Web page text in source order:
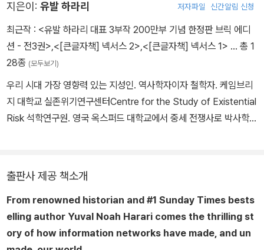
지은이: 유발 하라리 저자파일 신간알림 신청
최근작 : <유발 하라리 대표 3부작 200만부 기념 한정판 브릭 에디
션 - 전3권>,<[큰글자책] 넥서스 2>,<[큰글자책] 넥서스 1> … 총 1
28종 (모두보기)
우리 시대 가장 영향력 있는 지성인. 역사학자이자 철학자. 케임브리
지 대학교 실존위기연구센터Centre for the Study of Existential
Risk 석학연구원. 영국 옥스퍼드 대학교에서 중세 전쟁사로 박사학위
를 연구하고 있다. 2022년 미국 외신기자협회 명예상을 수상했고, 2
018년·2020년·2026년에 다보스에서 열린 세계경제포럼에서 인류
의 미래에 관해 기조연설을 했다. 2019년 배우자 이치크 야하브와 교
육과 스토리텔링 부문의 사회적 기업인 ‘사피엔스십Sapienship’을
출판사 제공 책소개
From renowned historian and #1 Sunday Times bests
elling author Yuval Noah Harari comes the thrilling st
ory of how information networks have made, and un